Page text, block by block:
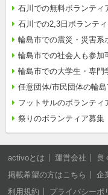
石川での無料ボランティ
石川での2,3日ボランテ
輪島市での震災・災害系
輪島市での社会人も参加
輪島市での大学生・専門
任意団体/市民団体の輪
フットサルのボランティ
祭りのボランティア募集
activoとは 運営会社 良
掲載希望の方はこちら
企
利用規約
プライバシーポ